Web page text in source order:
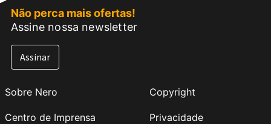
Não perca mais ofertas!
Assine nossa newsletter
Assinar
Sobre Nero
Centro de Imprensa
Copyright
Privacidade